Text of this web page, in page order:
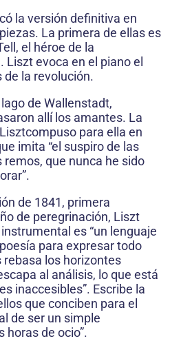
la versión definitiva en
La primera de ellas es
el héroe de la
evoca en el piano el
la revolución.
de Wallenstadt,
allí los amantes. La
para ella en
imita “el suspiro de las
que nunca he sido
de 1841, primera
de peregrinación, Liszt
es “un lenguaje
para expresar todo
los horizontes
al análisis, lo que está
inaccesibles”. Escribe la
que conciben para el
de ser un simple
de ocio”.